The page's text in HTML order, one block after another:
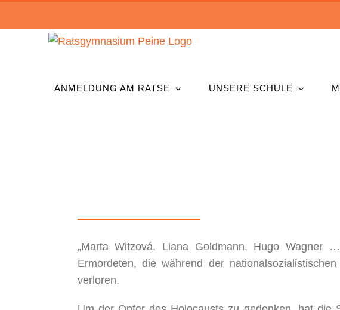
ANMELDUNG AM RATSE UNSERE SCHULE
„Marta Witzová, Liana Goldmann, Hugo Wagner
Ermordeten, die während der
verloren.